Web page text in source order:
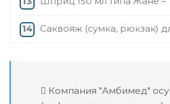
Саквояж (сумка, рюкзак)
Компания "Амбимед"